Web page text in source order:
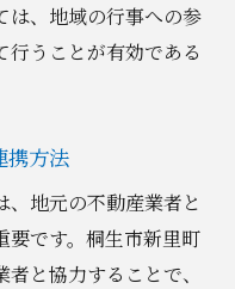
地元アプローチ
馬県桐生市新里町
理方法
の活用例
テクニック
は、地域の行事への参
うことが有効である
携方法
地元の不動産業者と
要です。桐生市新里町
と協力することで、